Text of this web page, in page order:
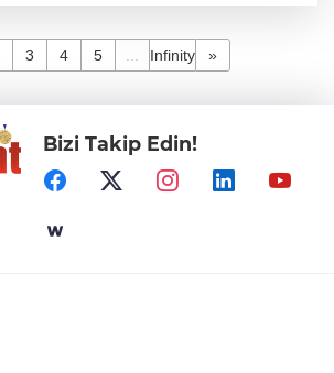
3 4 5 Infinity »
Bizi Takip Edin!